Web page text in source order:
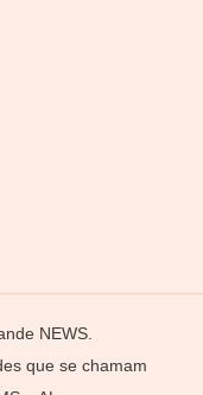
NEWS.
que se chamam